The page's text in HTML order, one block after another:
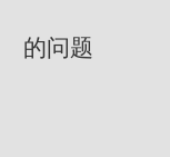
的问题